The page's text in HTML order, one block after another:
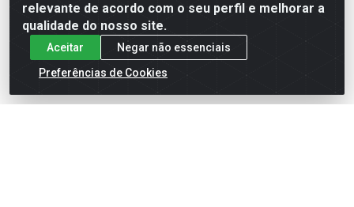
relevante de acordo com o seu perfil e melhorar a
qualidade do nosso site.
Aceitar
Negar não essenciais
Preferências de Cookies